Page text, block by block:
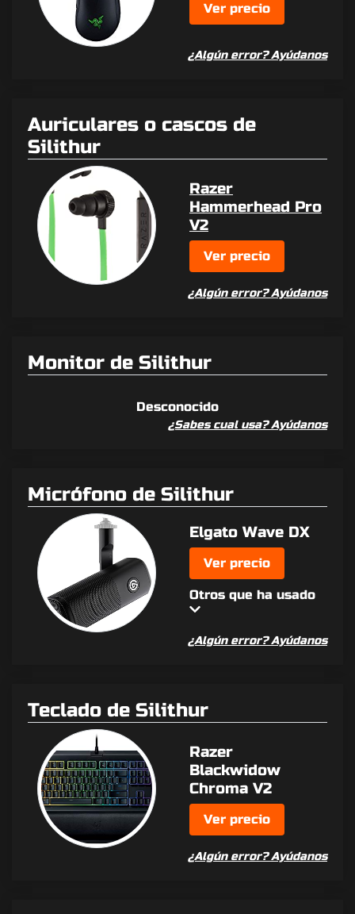
Ver precio
¿Algún error? Ayúdanos
Auriculares o cascos de
Silithur
Razer
Hammerhead Pro
V2
Ver precio
¿Algún error? Ayúdanos
Monitor de Silithur
Desconocido
¿Sabes cual usa? Ayúdanos
Micrófono de Silithur
Elgato Wave DX
Ver precio
Otros que ha usado
¿Algún error? Ayúdanos
Teclado de Silithur
Razer
Blackwidow
Chroma V2
Ver precio
¿Algún error? Ayúdanos